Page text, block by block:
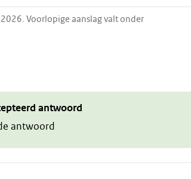
Voorlopige aanslag valt onder
antwoord
antwoord